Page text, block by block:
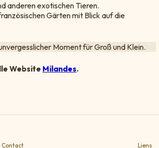
anderen exotischen Tieren.
Gärten mit Blick auf die
Moment für Groß und Klein.
Website Milandes.
Contact Liens